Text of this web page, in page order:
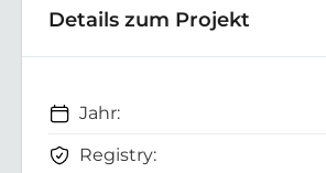
Details zum Projekt
Jahr:
Registry: